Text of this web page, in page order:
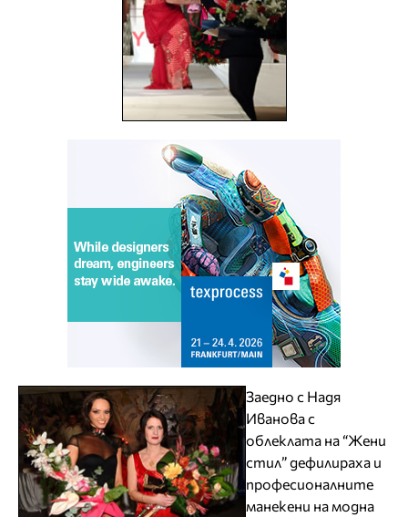
Заедно с Надя
Иванова с
облеклата на “Жени
стил” дефилираха и
професионалните
манекени на модна